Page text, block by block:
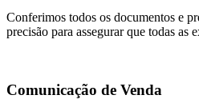
Conferimos todos os documentos e
precisão para assegurar que todas as
Comunicação de Venda